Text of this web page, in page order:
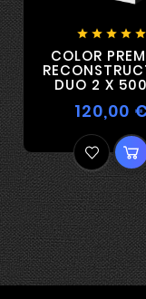
    
COLOR
DUO 2 X
120,00